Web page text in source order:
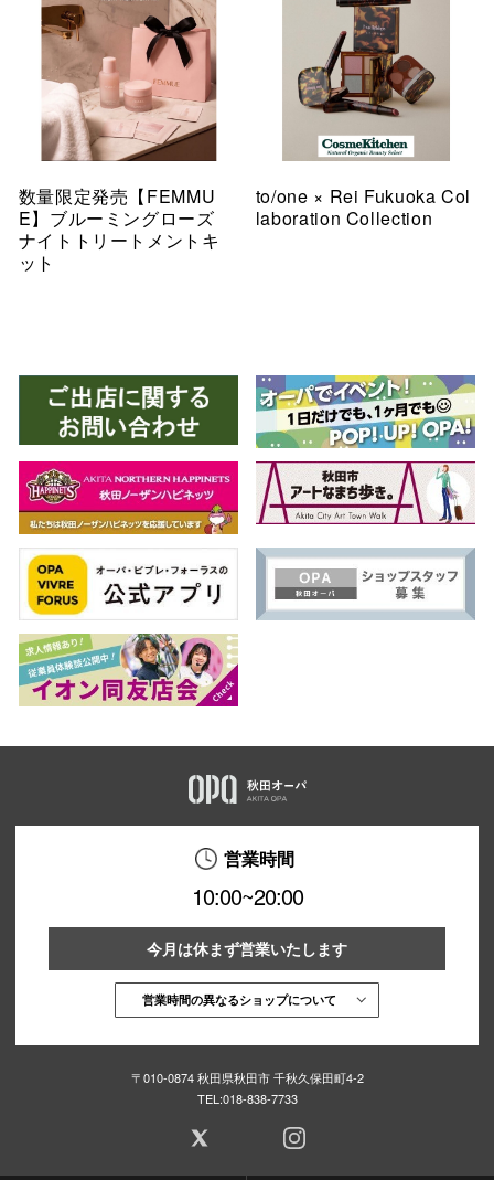
数量限定発売【FEMMU
E】ブルーミングローズ
ナイトトリートメントキ
ット
to/one × Rei Fukuoka Col
laboration Collection
営業時間
10:00~20:00
今月は休まず営業いたします
営業時間の異なるショップについて
〒010-0874 秋田県秋田市 千秋久保田町4-2
TEL:018-838-7733